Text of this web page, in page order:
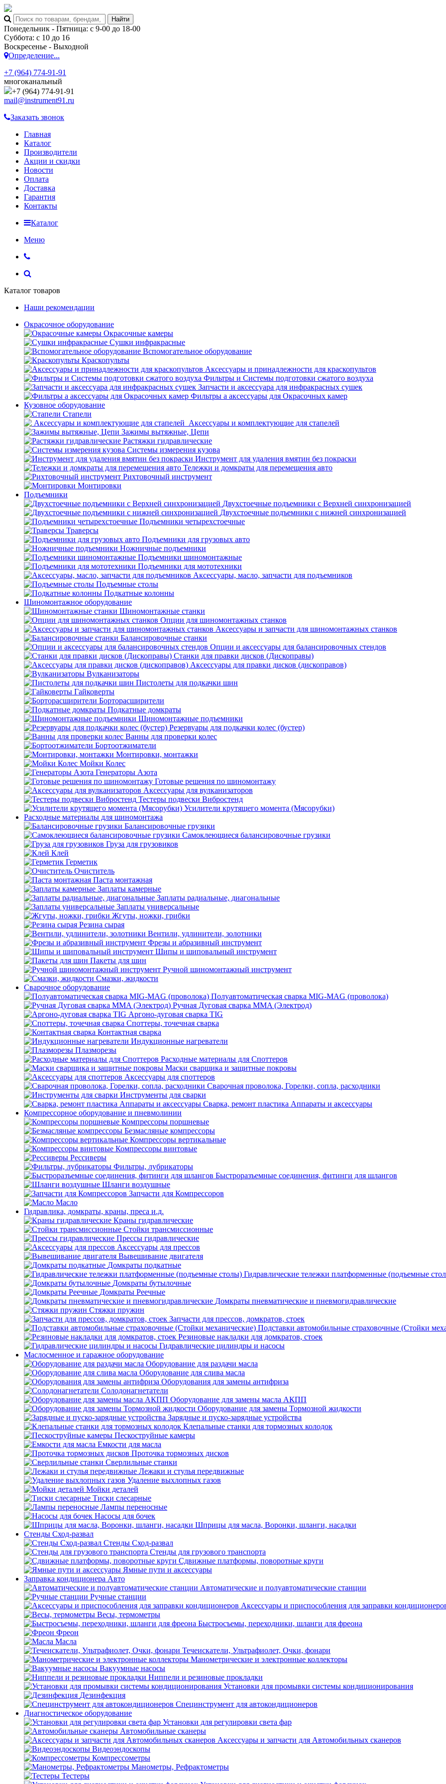
Понедельник - Пятница: с 9-00 до 18-00
Суббота: с 10 до 16
Воскресенье - Выходной
Определение...
+7 (964) 774-91-91
многоканальный
+7 (964) 774-91-91
mail@instrument91.ru
Заказать звонок
Главная
Каталог
Производители
Акции и скидки
Новости
Оплата
Доставка
Гарантия
Контакты
Каталог
Меню
Каталог товаров
Наши рекомендации
Окрасочное оборудование
Окрасочные камеры
Сушки инфракрасные
Вспомогательное оборудование
Краскопульты
Аксессуары и принадлежности для краскопультов
Фильтры и Системы подготовки сжатого воздуха
Запчасти и аксессуара для инфракрасных сушек
Фильтры а аксессуары для Окрасочных камер
Кузовное оборудование
Стапели
Аксессуары и комплектующие для стапелей
Зажимы вытяжные, Цепи
Растяжки гидравлические
Системы измерения кузова
Инструмент для удаления вмятин без покраски
Тележки и домкраты для перемещения авто
Рихтовочный инструмент
Монтировки
Подъемники
Двухстоечные подъемники с Верхней синхронизацией
Двухстоечные подъемники с нижней синхронизацией
Подъемники четырехстоечные
Траверсы
Подъемники для грузовых авто
Ножничные подъемники
Подъемники шиномонтажные
Подъемники для мототехники
Аксессуары, масло, запчасти для подъемников
Подъемные столы
Подкатные колонны
Шиномонтажное оборудование
Шиномонтажные станки
Опции для шиномонтажных станков
Аксессуары и запчасти для шиномонтажных станков
Балансировочные станки
Опции и аксессуары для балансировочных стендов
Станки для правки дисков (Дископравы)
Аксессуары для правки дисков (дископравов)
Вулканизаторы
Пистолеты для подкачки шин
Гайковерты
Борторасширители
Подкатные домкраты
Шиномонтажные подъемники
Резервуары для подкачки колес (бустер)
Ванны для проверки колес
Бортоотжиматели
Монтировки, монтажки
Мойки Колес
Генераторы Азота
Готовые решения по шиномонтажу
Аксессуары для вулканизаторов
Тестеры подвески Вибростенд
Усилители крутящего момента (Мясорубки)
Расходные материалы для шиномонтажа
Балансировочные грузики
Самоклеющиеся балансировочные грузики
Груза для грузовиков
Клей
Герметик
Очиститель
Паста монтажная
Заплаты камерные
Заплаты радиальные, диагональные
Заплаты универсальные
Жгуты, ножки, грибки
Резина сырая
Вентили, удлинители, золотники
Фрезы и абразивный инструмент
Шипы и шиповальный инструмент
Пакеты для шин
Ручной шиномонтажный инструмент
Смазки, жидкости
Сварочное оборудование
Полуавтоматическая сварка MIG-MAG (проволока)
Ручная Дуговая сварка MMA (Электрод)
Аргоно-дуговая сварка TIG
Споттеры, точечная сварка
Контактная сварка
Индукционные нагреватели
Плазморезы
Расходные материалы для Споттеров
Маски сварщика и защитные покровы
Аксессуары для споттеров
Сварочная проволока, Горелки, сопла, расходники
Инструменты для сварки
Сварка, ремонт пластика Аппараты и аксессуары
Компрессорное оборудование и пневмолинии
Компрессоры поршневые
Безмасляные компрессоры
Компрессоры вертикальные
Компрессоры винтовые
Рессиверы
Фильтры, лубрикаторы
Быстроразъемные соединения, фитинги для шлангов
Шланги воздушные
Запчасти для Компрессоров
Масло
Гидравлика, домкраты, краны, преса и.д.
Краны гидравлические
Стойки трансмиссионные
Прессы гидравлические
Аксессуары для прессов
Вывешивание двигателя
Домкраты подкатные
Гидравлические тележки платформенные (подъемные
Домкраты бутылочные
Домкраты Реечные
Домкраты пневматические и пневмогидравлические
Стяжки пружин
Запчасти для прессов, домкратов, стоек
Подставки автомобильные страховочные (Стойки
Резиновые накладки для домкратов, стоек
Гидравлические цилиндры и насосы
Маслосменное и гаражное оборудование
Оборудование для раздачи масла
Оборудование для слива масла
Оборудования для замены антифриза
Солодонагнетатели
Оборудование для замены масла АКПП
Оборудование для замены Тормозной жидкости
Зарядные и пуско-зарядные устройства
Клепальные станки для тормозных колодок
Пескоструйные камеры
Емкости для масла
Проточка тормозных дисков
Сверлильные станки
Лежаки и стулья передвижные
Удаление выхлопных газов
Мойки деталей
Тиски слесарные
Лампы переносные
Насосы для бочек
Шприцы для масла, Воронки, шланги, насадки
Стенды Сход-развал
Стенды Сход-развал
Стенды для грузового транспорта
Сдвижные платформы, поворотные круги
Ямные пути и аксессуары
Заправка кондиционера Авто
Автоматические и полуавтоматические станции
Ручные станции
Аксессуары и приспособления для заправки
Весы, термометры
Быстросъемы, переходники, шланги для фреона
Фреон
Масла
Течеискатели, Ультрафиолет, Очки, фонари
Манометрические и электронные коллекторы
Вакуумные насосы
Ниппели и резиновые прокладки
Установки для промывки системы кондиционирования
Дезинфекция
Специнструмент для автокондиционеров
Диагностическое оборудование
Установки для регулировки света фар
Автомобильные сканеры
Аксессуары и запчасти для Автомобильных сканеров
Видеоэндоскопы
Компрессометры
Манометры, Рефрактометры
Тестеры